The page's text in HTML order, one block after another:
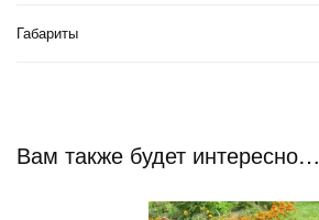
Габариты
Вам также будет интересно…